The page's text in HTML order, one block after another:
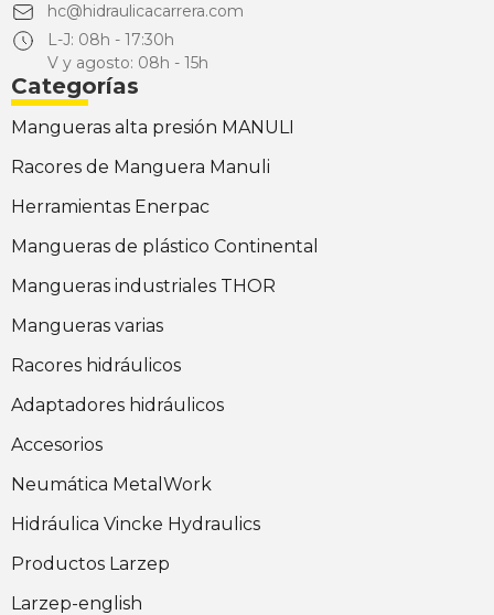
hc@hidraulicacarrera.com
L-J: 08h - 17:30h
V y agosto: 08h - 15h
Categorías
Mangueras alta presión MANULI
Racores de Manguera Manuli
Herramientas Enerpac
Mangueras de plástico Continental
Mangueras industriales THOR
Mangueras varias
Racores hidráulicos
Adaptadores hidráulicos
Accesorios
Neumática MetalWork
Hidráulica Vincke Hydraulics
Productos Larzep
Larzep-english